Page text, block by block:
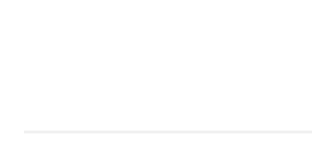
していることから、特段